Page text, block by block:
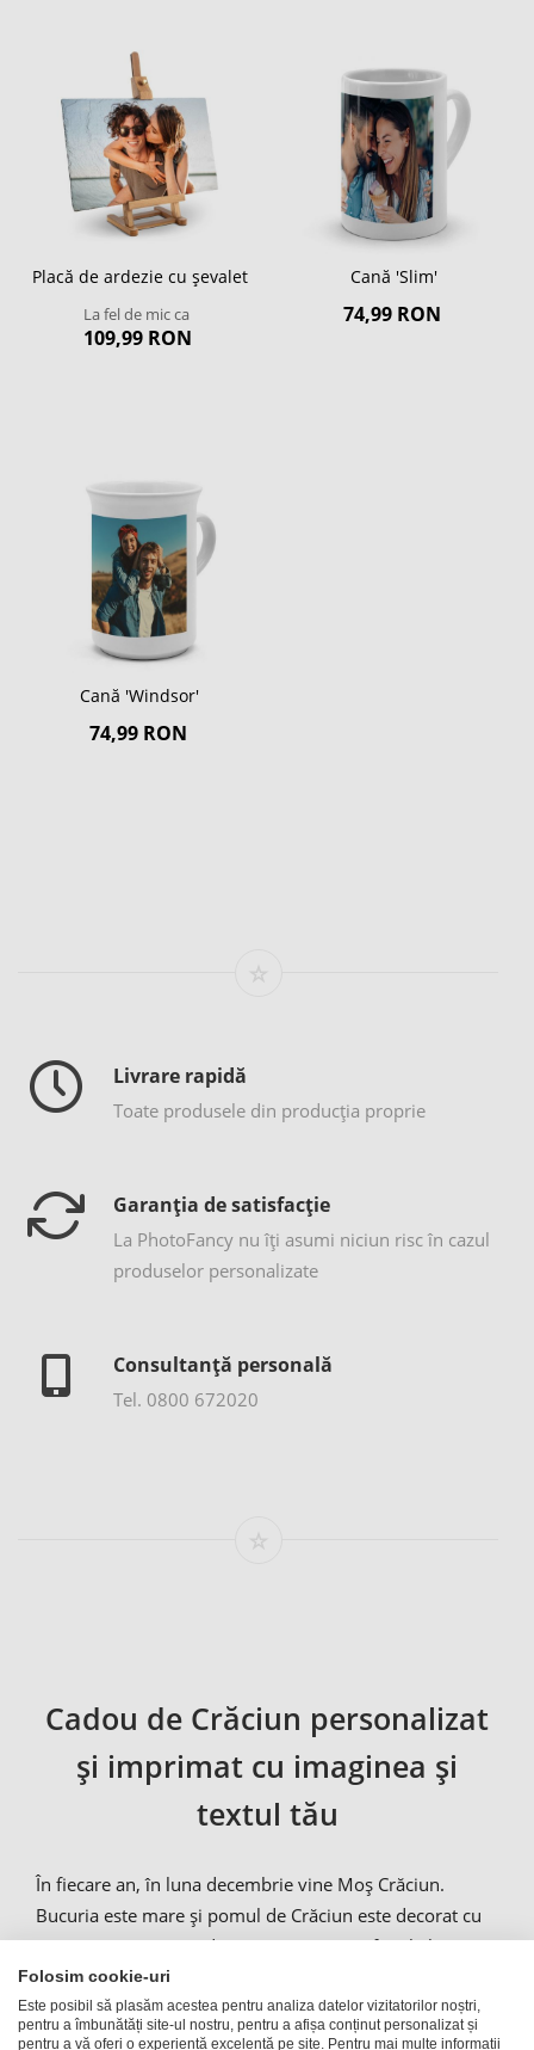
Placă de ardezie cu șevalet
La fel de mic ca
109,99 RON
Cană 'Slim'
74,99 RON
Cană 'Windsor'
74,99 RON
Livrare rapidă
Toate produsele din producția proprie
Garanția de satisfacție
La PhotoFancy nu îţi asumi niciun risc în cazul
produselor personalizate
Consultanță personală
Tel. 0800 672020
Cadou de Crăciun personalizat
și imprimat cu imaginea și
textul tău
În fiecare an, în luna decembrie vine Moș Crăciun.
Bucuria este mare și pomul de Crăciun este decorat cu
paiete aurii. Camera de zi va avea un aer familial, în care
vor domina mirosurile de biscuite și scorțișoară.
Sărbătoarea nașterii Domnului bate deja la ușă. Cu puțin
noroc vom avea și zăpadă! Și bineînțeles, cadouri pentru
Folosim cookie-uri
Este posibil să plasăm acestea pentru analiza datelor vizitatorilor noștri,
pentru a îmbunătăți site-ul nostru, pentru a afișa conținut personalizat și
pentru a vă oferi o experiență excelentă pe site. Pentru mai multe informații